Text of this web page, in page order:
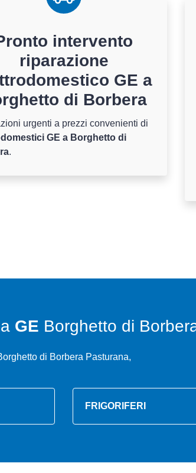
intervento
riparazione
GE a
di Borbera
urgenti a prezzi convenienti di
GE a Borghetto di
.
GE Borghetto di
di Borbera Pasturana,
FRIGORIFERI